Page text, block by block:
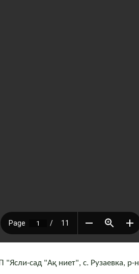
"Ясли-сад "Ақ ниет", с. Рузаевка, р-н